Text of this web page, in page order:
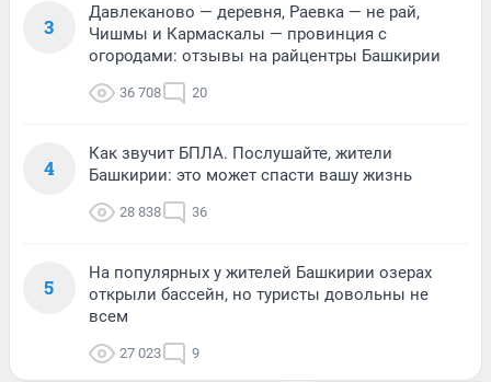
3
Давлеканово — деревня, Раевка — не рай,
Чишмы и Кармаскалы — провинция с
огородами: отзывы на райцентры Башкирии
36 708 20
4
Как звучит БПЛА. Послушайте, жители
Башкирии: это может спасти вашу жизнь
28 838 36
5
На популярных у жителей Башкирии озерах
открыли бассейн, но туристы довольны не
всем
27 023 9